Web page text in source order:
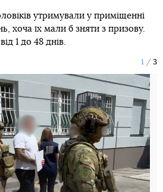
утримували у приміщенні
хоча їх мали б зняти з призову.
1 до 48 днів.
1 3